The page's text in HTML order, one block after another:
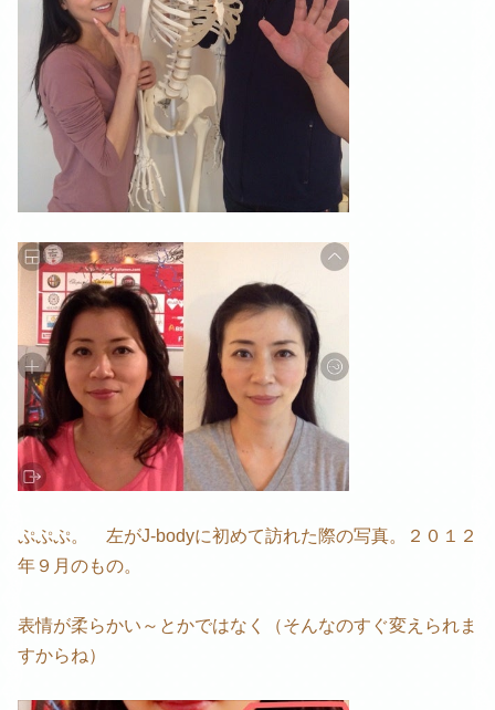
ぷぷぷ。 左がJ-bodyに初めて訪れた際の写真。２０１２
年９月のもの。
表情が柔らかい～とかではなく（そんなのすぐ変えられま
すからね）